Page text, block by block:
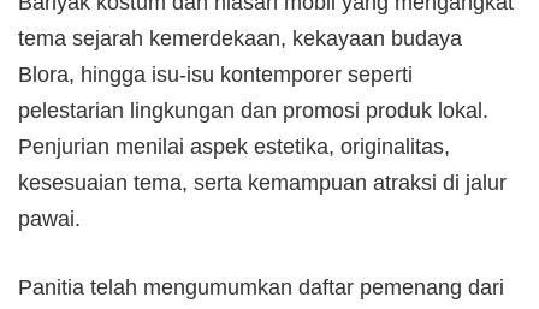
tema sejarah kemerdekaan, kekayaan budaya
Blora, hingga isu-isu kontemporer seperti
pelestarian lingkungan dan promosi produk lokal.
Penjurian menilai aspek estetika, originalitas,
kesesuaian tema, serta kemampuan atraksi di jalur
pawai.
Panitia telah mengumumkan daftar pemenang dari